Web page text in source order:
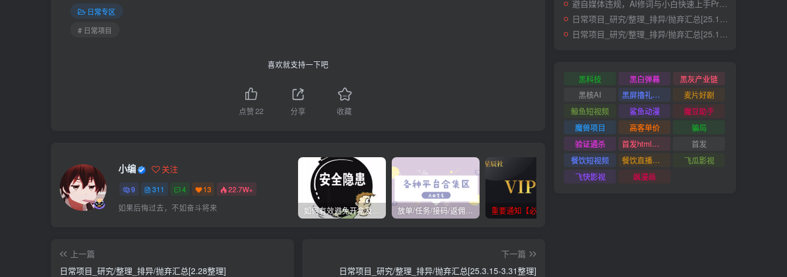
日常专区
# 日常项目
喜欢就支持一下吧
点赞22 分享 收藏
小编 关注
9 311 4 13 22.7W+
如果后悔过去，不如奋斗将来 如何有效避免开盒及开盒流程 放单/任务/接码/返佣/平台/合集 重要通知【必看】
上一篇
日常项目_研究/整理_排异/抛弃汇总[2.28整理]
下一篇
日常项目_研究/整理_排异/抛弃汇总[25.3.15-3.31整理]
避自媒体违规，AI修词与小白快速上手Prompt
日常项目_研究/整理_排异/抛弃汇总[25.12.1-12.12整理]
日常项目_研究/整理_排异/抛弃汇总[25.11.1-11.30整理]
黑科技 黑白弹幕
黑灰产业链
黑核AI
黑屏撸礼物撸门票
麦片好剧
鲸鱼短视频
鲨鱼动漫
魔豆助手
魔兽项目
高客单价
骗局
验证通杀
首发html小霸王游戏网站搭建项目
首发
餐饮短视频
餐饮直播引流
飞瓜影视
飞快影视
飒漫画